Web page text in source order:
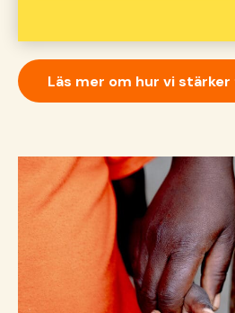
Läs mer om hur vi